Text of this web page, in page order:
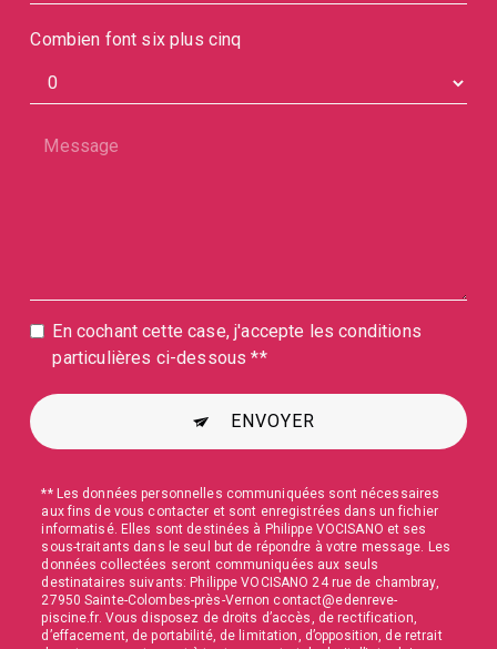
Combien font six plus cinq
En cochant cette case, j'accepte les conditions
particulières ci-dessous **
ENVOYER
** Les données personnelles communiquées sont nécessaires
aux fins de vous contacter et sont enregistrées dans un fichier
informatisé. Elles sont destinées à Philippe VOCISANO et ses
sous-traitants dans le seul but de répondre à votre message. Les
données collectées seront communiquées aux seuls
destinataires suivants: Philippe VOCISANO 24 rue de chambray,
27950 Sainte-Colombes-près-Vernon contact@edenreve-
piscine.fr. Vous disposez de droits d’accès, de rectification,
d’effacement, de portabilité, de limitation, d’opposition, de retrait